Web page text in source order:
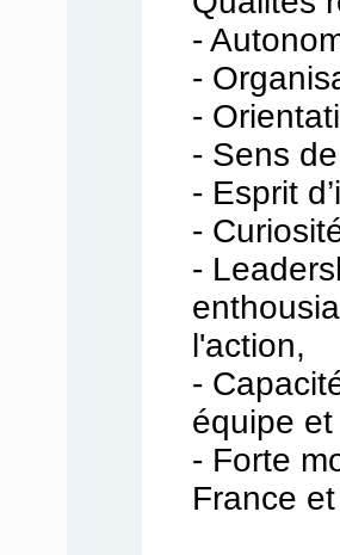
-
-
-
- Sens
- Esprit
-
-
l'action,
-
équipe
- Forte
France